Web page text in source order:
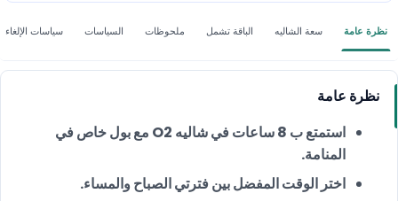
نظرة عامة سعة الشاليه الباقة تشمل ملحوظات السياسات سياسات الإلغاء
نظرة عامة
استمتع ب 8 ساعات في شاليه O2 مع بول خاص في
المنامة.
اختر الوقت المفضل بين فترتي الصباح والمساء.